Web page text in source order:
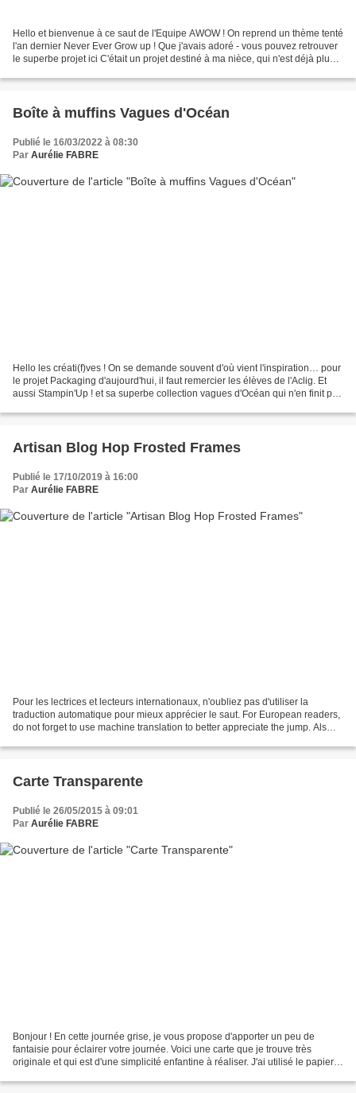
Hello et bienvenue à ce saut de l'Equipe AWOW ! On reprend un thème tenté
l'an dernier Never Ever Grow up ! Que j'avais adoré - vous pouvez retrouver
le superbe projet ici C'était un projet destiné à ma nièce, qui n'est déjà plus
Boîte à muffins Vagues d'Océan
Publié le 16/03/2022 à 08:30
Par Aurélie FABRE
Hello les créati(f)ves ! On se demande souvent d'où vient l'inspiration… pour
le projet Packaging d'aujourd'hui, il faut remercier les élèves de l'Aclig. Et
aussi Stampin'Up ! et sa superbe collection vagues d'Océan qui n'en finit pas
Artisan Blog Hop Frosted Frames
Publié le 17/10/2019 à 16:00
Par Aurélie FABRE
Pour les lectrices et lecteurs internationaux, n'oubliez pas d'utiliser la
traduction automatique pour mieux apprécier le saut. For European readers,
do not forget to use machine translation to better appreciate the jump. Als
Carte Transparente
Publié le 26/05/2015 à 09:01
Par Aurélie FABRE
Bonjour ! En cette journée grise, je vous propose d'apporter un peu de
fantaisie pour éclairer votre journée. Voici une carte que je trouve très
originale et qui est d'une simplicité enfantine à réaliser. J'ai utilisé le papier